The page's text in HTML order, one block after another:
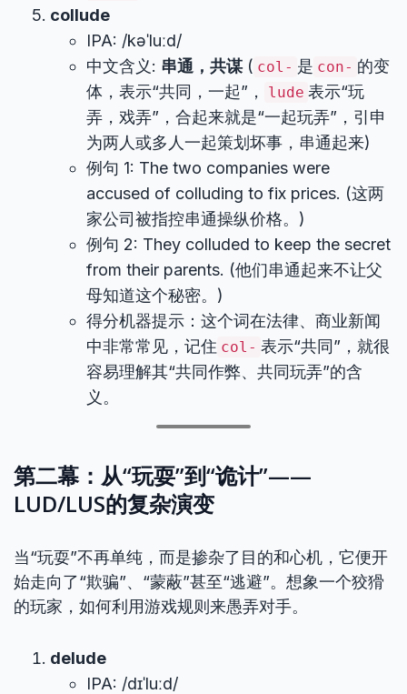
collude
IPA: /kəˈluːd/
中文含义: 串通，共谋( col- 是 con- 的变
体，表示“共同，一起”，
lude 表示“玩
弄，戏弄”，合起来就是“一起玩弄”，引申
为两人或多人一起策划坏事，串通起来)
例句 1: The two companies were
accused of colluding to fix prices. (这两
家公司被指控串通操纵价格。)
例句 2: They colluded to keep the secret
from their parents. (他们串通起来不让父
母知道这个秘密。)
得分机器提示：这个词在法律、商业新闻
中非常常见，记住 col- 表示“共同”，就很
容易理解其“共同作弊、共同玩弄”的含
义。
第二幕：从“玩耍”到“诡计”——
LUD/LUS的复杂演变
当“玩耍”不再单纯，而是掺杂了目的和心机，它便开
始走向了“欺骗”、“蒙蔽”甚至“逃避”。想象一个狡猾
的玩家，如何利用游戏规则来愚弄对手。
delude
IPA: /dɪˈluːd/